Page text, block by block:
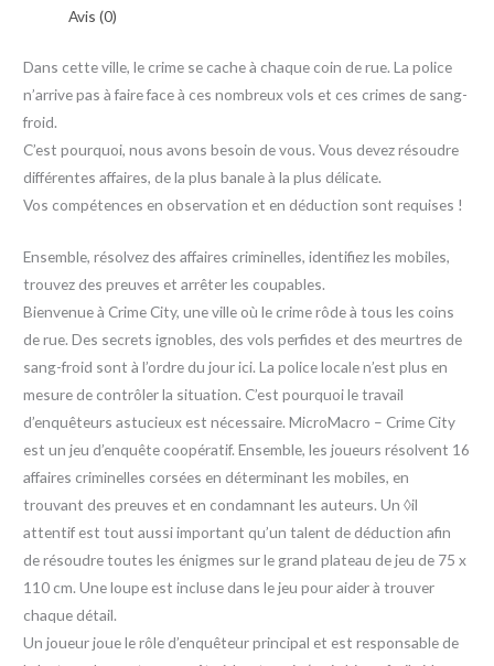
Avis (0)
Dans cette ville, le crime se cache à chaque coin de rue. La police
n’arrive pas à faire face à ces nombreux vols et ces crimes de sang-
froid.
C’est pourquoi, nous avons besoin de vous. Vous devez résoudre
différentes affaires, de la plus banale à la plus délicate.
Vos compétences en observation et en déduction sont requises !
Ensemble, résolvez des affaires criminelles, identifiez les mobiles,
trouvez des preuves et arrêter les coupables.
Bienvenue à Crime City, une ville où le crime rôde à tous les coins
de rue. Des secrets ignobles, des vols perfides et des meurtres de
sang-froid sont à l’ordre du jour ici. La police locale n’est plus en
mesure de contrôler la situation. C’est pourquoi le travail
d’enquêteurs astucieux est nécessaire. MicroMacro – Crime City
est un jeu d’enquête coopératif. Ensemble, les joueurs résolvent 16
affaires criminelles corsées en déterminant les mobiles, en
trouvant des preuves et en condamnant les auteurs. Un ◊il
attentif est tout aussi important qu’un talent de déduction afin
de résoudre toutes les énigmes sur le grand plateau de jeu de 75 x
110 cm. Une loupe est incluse dans le jeu pour aider à trouver
chaque détail.
Un joueur joue le rôle d’enquêteur principal et est responsable de